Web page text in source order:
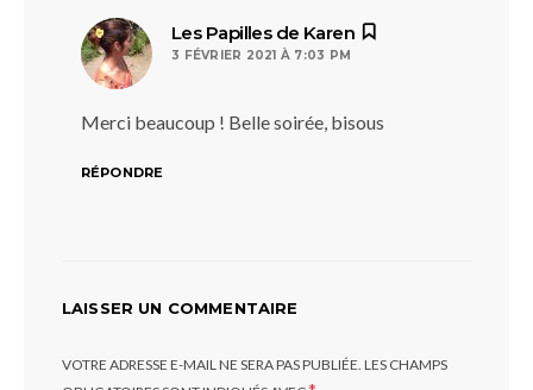
Les Papilles de Karen
3 FÉVRIER 2021 À 7:03 PM
Merci beaucoup ! Belle soirée, bisous
RÉPONDRE
LAISSER UN COMMENTAIRE
VOTRE ADRESSE E-MAIL NE SERA PAS PUBLIÉE. LES CHAMPS